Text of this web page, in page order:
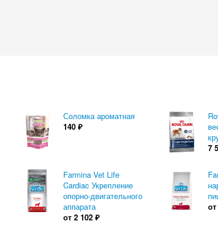
Соломка ароматная
140 ₽
7
Farmina Vet Life
Cardiac Укрепление
опорно-двигательного
аппарата
от2 102 ₽
от